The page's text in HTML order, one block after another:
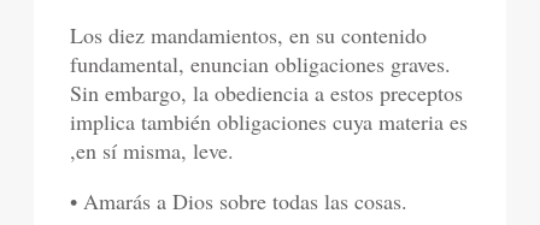
Los diez mandamientos, en su contenido
fundamental, enuncian obligaciones graves.
Sin embargo, la obediencia a estos preceptos
implica también obligaciones cuya materia es
,en sí misma, leve.
• Amarás a Dios sobre todas las cosas.